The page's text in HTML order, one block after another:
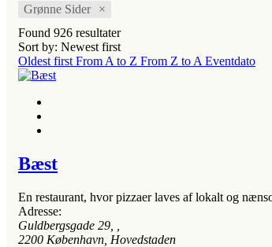
×
Grønne Sider
Found 926 resultater
Sort by: Newest first
Oldest first From A to Z From Z to A Eventdato
Bæst
En restaurant, hvor pizzaer laves af lokalt og
Adresse:
Guldbergsgade 29
2200 København, Hovedstaden